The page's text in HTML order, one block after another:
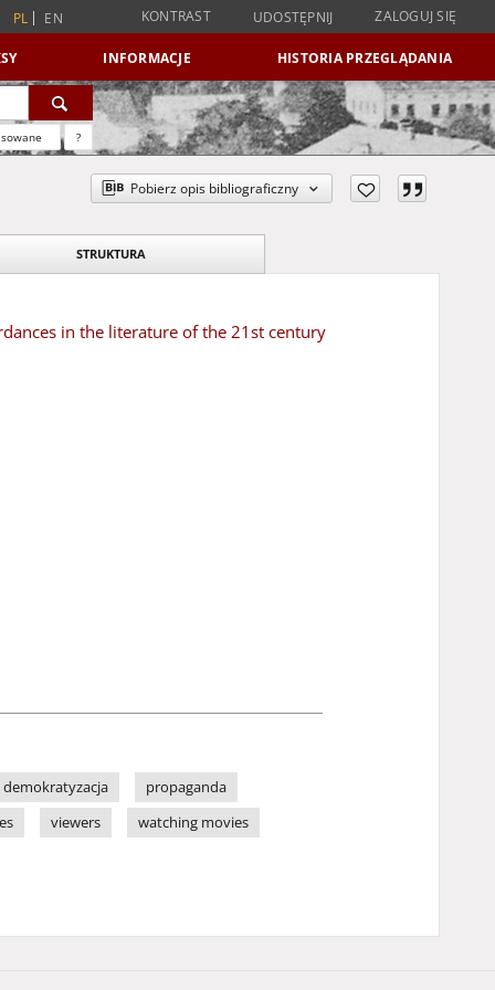
PL EN KONTRAST UDOSTĘPNIJ ZALOGUJ SIĘ
INFORMACJE HISTORIA PRZEGLĄDANIA
?
Pobierz opis bibliograficzny
STRUKTURA
in the literature of the 21st century
demokratyzacja
propaganda
viewers
watching movies